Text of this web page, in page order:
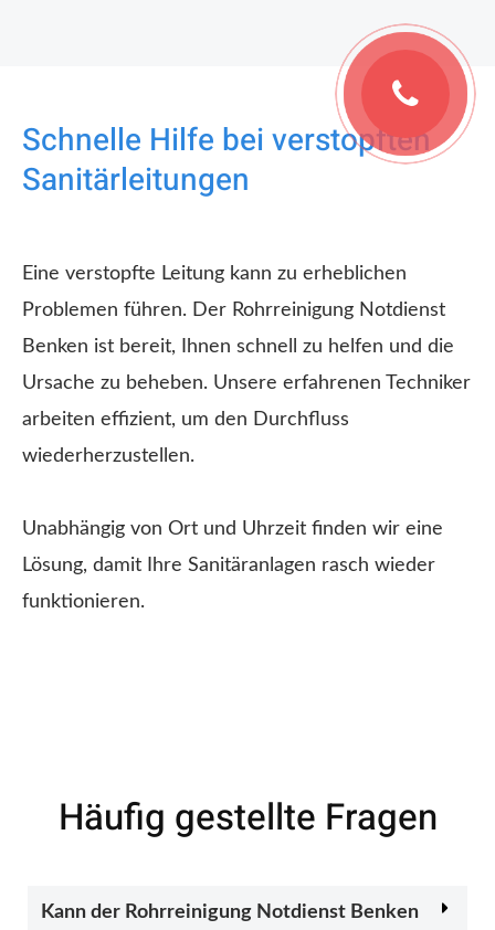
Schnelle Hilfe bei verstopften
Sanitärleitungen
Eine verstopfte Leitung kann zu erheblichen
Problemen führen. Der Rohrreinigung Notdienst
Benken ist bereit, Ihnen schnell zu helfen und die
Ursache zu beheben. Unsere erfahrenen Techniker
arbeiten effizient, um den Durchfluss
wiederherzustellen.
Unabhängig von Ort und Uhrzeit finden wir eine
Lösung, damit Ihre Sanitäranlagen rasch wieder
funktionieren.
Häufig gestellte Fragen
Kann der Rohrreinigung Notdienst Benken